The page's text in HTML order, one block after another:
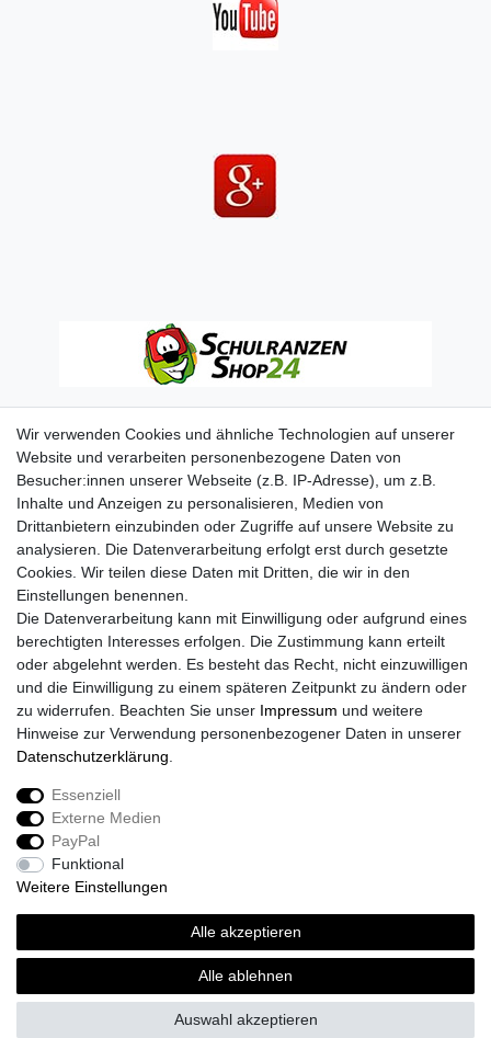
Impressum
Widerrufs­recht
Wir verwenden Cookies und ähnliche Technologien auf unserer
Website und verarbeiten personenbezogene Daten von
Besucher:innen unserer Webseite (z.B. IP-Adresse), um z.B.
Inhalte und Anzeigen zu personalisieren, Medien von
Drittanbietern einzubinden oder Zugriffe auf unsere Website zu
analysieren. Die Datenverarbeitung erfolgt erst durch gesetzte
Cookies. Wir teilen diese Daten mit Dritten, die wir in den
Einstellungen benennen.
Die Datenverarbeitung kann mit Einwilligung oder aufgrund eines
berechtigten Interesses erfolgen. Die Zustimmung kann erteilt
oder abgelehnt werden. Es besteht das Recht, nicht einzuwilligen
und die Einwilligung zu einem späteren Zeitpunkt zu ändern oder
zu widerrufen. Beachten Sie unser Impressum und weitere
Hinweise zur Verwendung personenbezogener Daten in unserer
Daten­schutz­erklärung
Essenziell
Externe Medien
PayPal
Funktional
Weitere Einstellungen
Alle akzeptieren
Alle ablehnen
Auswahl akzeptieren